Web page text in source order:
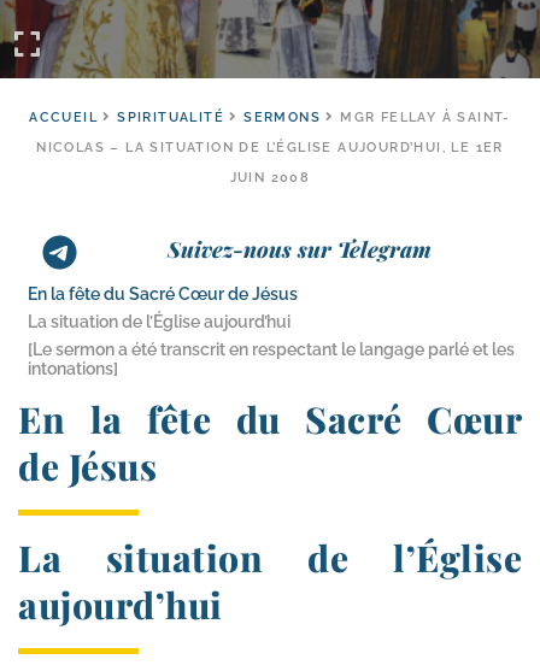
ACCUEIL SPIRITUALITÉ SERMONS
MGR FELLAY À SAINT-​
NICOLAS – LA SITUATION DE L’ÉGLISE AUJOURD’HUI, LE 1ER
JUIN 2008
Suivez-nous sur Telegram
En la fête du Sacré Cœur de Jésus
La situation de l’Église aujourd’hui
[Le sermon a été transcrit en respectant le langage parlé et les
intonations]
En la fête du Sacré Cœur
de Jésus
La situation de l’Église
aujourd’hui